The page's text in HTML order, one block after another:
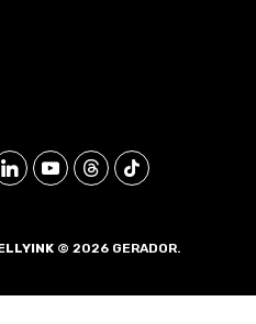
© 2026 GERADOR.